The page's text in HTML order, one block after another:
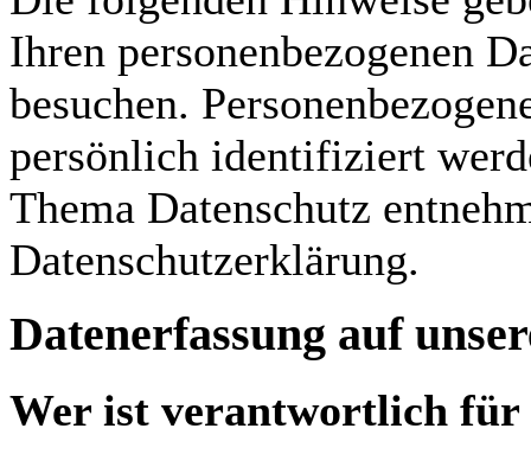
Ihren personenbezogenen
besuchen.
persönlich identifiziert
Thema Datenschutz
Datenschutzerklärung.
Datenerfassung auf
Wer ist verantwortlich für